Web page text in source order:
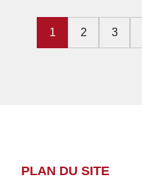
1 2 3
PLAN DU SITE